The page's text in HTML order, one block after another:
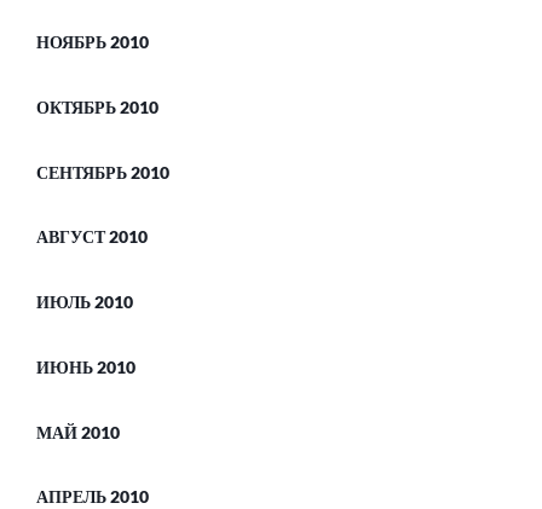
НОЯБРЬ 2010
ОКТЯБРЬ 2010
СЕНТЯБРЬ 2010
АВГУСТ 2010
ИЮЛЬ 2010
ИЮНЬ 2010
МАЙ 2010
АПРЕЛЬ 2010